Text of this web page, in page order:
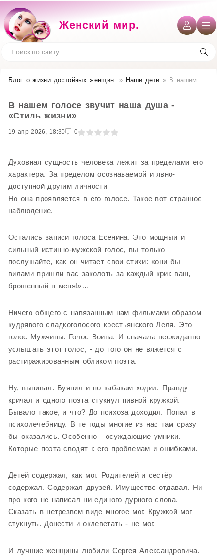
Женский мир.
Блог о жизни достойных женщин​. » Наши дети » В нашем голосе звучит наша душа - «Стиль жизни»
В нашем голосе звучит наша душа -
«Стиль жизни»
19 апр 2026, 18:30 0
1 2 3 4 5
Духовная сущность человека лежит за пределами его
характера. За пределом осознаваемой и явно-
доступной другим личности.
Но она проявляется в его голосе. Такое вот странное
наблюдение.
Остались записи голоса Есенина. Это мощный и
сильный истинно-мужской голос, вы только
послушайте, как он читает свои стихи: «они бы
вилами пришли вас заколоть за каждый крик ваш,
брошенный в меня!»…
Ничего общего с навязанным нам фильмами образом
кудрявого сладкоголосого крестьянского Леля. Это
голос Мужчины. Голос Воина. И сначала неожиданно
услышать этот голос, - до того он не вяжется с
растиражированным обликом поэта.
Ну, выпивал. Буянил и по кабакам ходил. Правду
кричал и одного поэта стукнул пивной кружкой.
Бывало такое, и что? До психоза доходил. Попал в
психолечебницу. В те годы многие из нас там сразу
бы оказались. Особенно - осуждающие умники.
Которые поэта сводят к его проблемам и ошибками.
Детей содержал, как мог. Родителей и сестёр
содержал. Содержал друзей. Имущество отдавал. Ни
про кого не написал ни единого дурного слова.
Сказать в нетрезвом виде многое мог. Кружкой мог
стукнуть. Донести и оклеветать - не мог.
И лучшие женщины любили Сергея Александровича.